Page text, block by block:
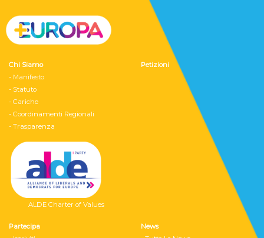
Chi Siamo
- Manifesto
- Statuto
- Cariche
- Coordinamenti Regionali
- Trasparenza
ALDE Charter of Values
Petizioni
Partecipa
News